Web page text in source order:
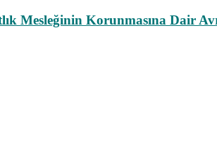
Mesleğinin Korunmasına Dair